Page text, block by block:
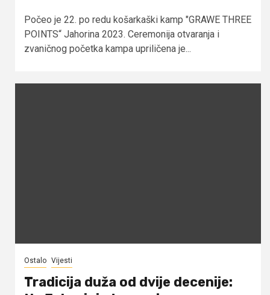
Počeo je 22. po redu košarkaški kamp "GRAWE THREE
POINTS“ Jahorina 2023. Ceremonija otvaranja i
zvaničnog početka kampa upriličena je...
Ostalo Vijesti
Tradicija duža od dvije decenije: